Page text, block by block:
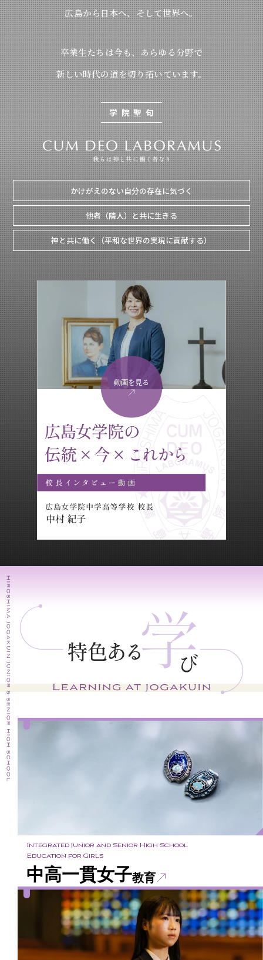
広島から日本へ、そして世界へ。
卒業生たちは今も、あらゆる分野で
新しい時代の道を切り拓いています。
学院聖句
かけがえのない自分の存在に気づく
他者（隣人）と共に生きる
神と共に働く（平和な世界の実現に貢献する）
動画を見る
Integrated Junior and Senior High School
Education for Girls
中高一貫女子教育